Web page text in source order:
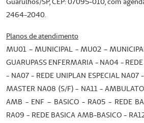
2464-2040.
Planos de atendimento
MU01 – MUNICIPAL - MU02 –
GUARUPASS ENFERMARIA - NA04 -
- NA07 - REDE UNIPLAN ESPECIAL NA07
MASTER NA08 (S/F) - NA11 -
AMB - ENF – BASICO - RA05 - REDE
RA09 - REDE BASICA AMB-BASICO -